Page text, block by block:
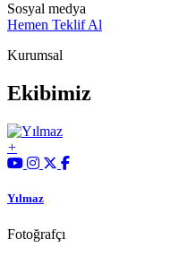
Sosyal medya
Hemen Teklif Al
Kurumsal
Ekibimiz
Yılmaz
Fotoğrafçı